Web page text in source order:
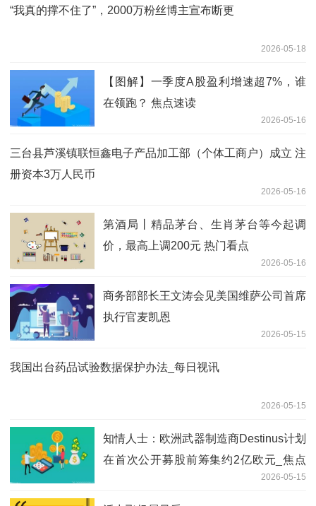
“我真的撑不住了”，2000万粉丝博主宣布断更
2026-05-18
【图解】一季度A股盈利增速超7%，谁
在领跑？ 焦点速读
2026-05-16
三台县芦溪镇联恒鑫电子产品加工部（个体工商户）成立 注
册资本3万人民币
2026-05-16
第酒局丨精品茅台、生肖茅台等今起调
价，最高上调200元 热门看点
2026-05-16
商务部部长王文涛会见美国维萨公司首席
执行官麦凯恩
2026-05-15
我国出台药品试验数据保护办法_每日视讯
2026-05-15
知情人士：欧洲武器制造商Destinus计划
在首次公开募股前筹集约2亿欧元_焦点
2026-05-15